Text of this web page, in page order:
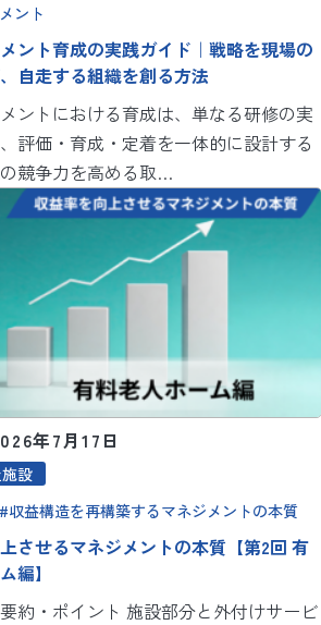
ント
ント育成の実践ガイド｜戦略を現場の
自走する組織を創る方法
ントにおける育成は、単なる研修の実
評価・育成・定着を一体的に設計する
競争力を高める取…
年7月17日
設
収益構造を再構築するマネジメントの本質
させるマネジメントの本質【第2回 有
編】
約・ポイント 施設部分と外付けサービ